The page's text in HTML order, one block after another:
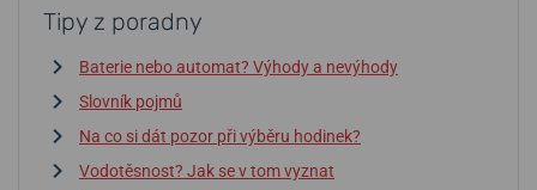
Tipy z poradny
Baterie nebo automat? Výhody a nevýhody
Slovník pojmů
Na co si dát pozor při výběru hodinek?
Vodotěsnost? Jak se v tom vyznat